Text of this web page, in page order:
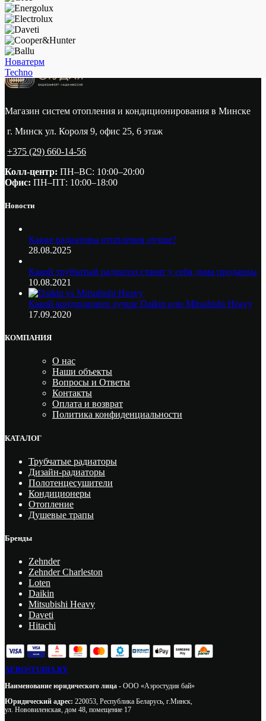
Новатерм
Techno
Магазин систем отопления и кондиционирования в Минске
г. Минск ул. Короля 9, офис 25, 6 этаж
+375 (29) 660-14-56
Колл-центр: ПН–ВС: 10:00–20:00​
Офис: ПН–ПТ: 10:00–18:00
Новости
Какие радиаторы отопления лучше?
28.08.2025
Какой трубчатый радиатор ставят у себя дома продавцы
10.08.2021
Какой кондиционер лучше Daikin или Mitsubishi Heavy
17.09.2020
КОМПАНИЯ
О нас
Наши объекты
Вопросы и Ответы
Контакты
Оплата и возврат
Политика конфиденциальности
КАТАЛОГ
Трубчатые радиаторы
Дизайн-радиаторы
Полотенцесушители
Кондиционеры
Отопление
Душевые трапы
Бренды
Zehnder
Zehnder Charleston
Loten
Daikin
Mitsubishi Heavy
Daveti
Hitachi
AEROSTUDIA.BY
Наименование юридического лица - ООО «Аэростудия бай»
Юридический адрес: 220053, Республика Беларусь, г.Минск,
ул. Нововиленская, дом 48, помещение 17